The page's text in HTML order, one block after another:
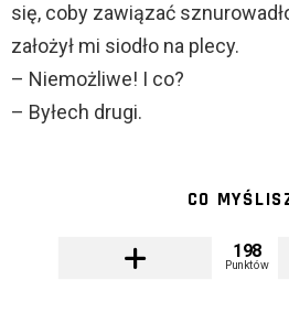
się, coby zawiązać
założył mi siodło na plecy.
– Niemożliwe! I co?
– Byłech drugi.
CO
198
Punktów